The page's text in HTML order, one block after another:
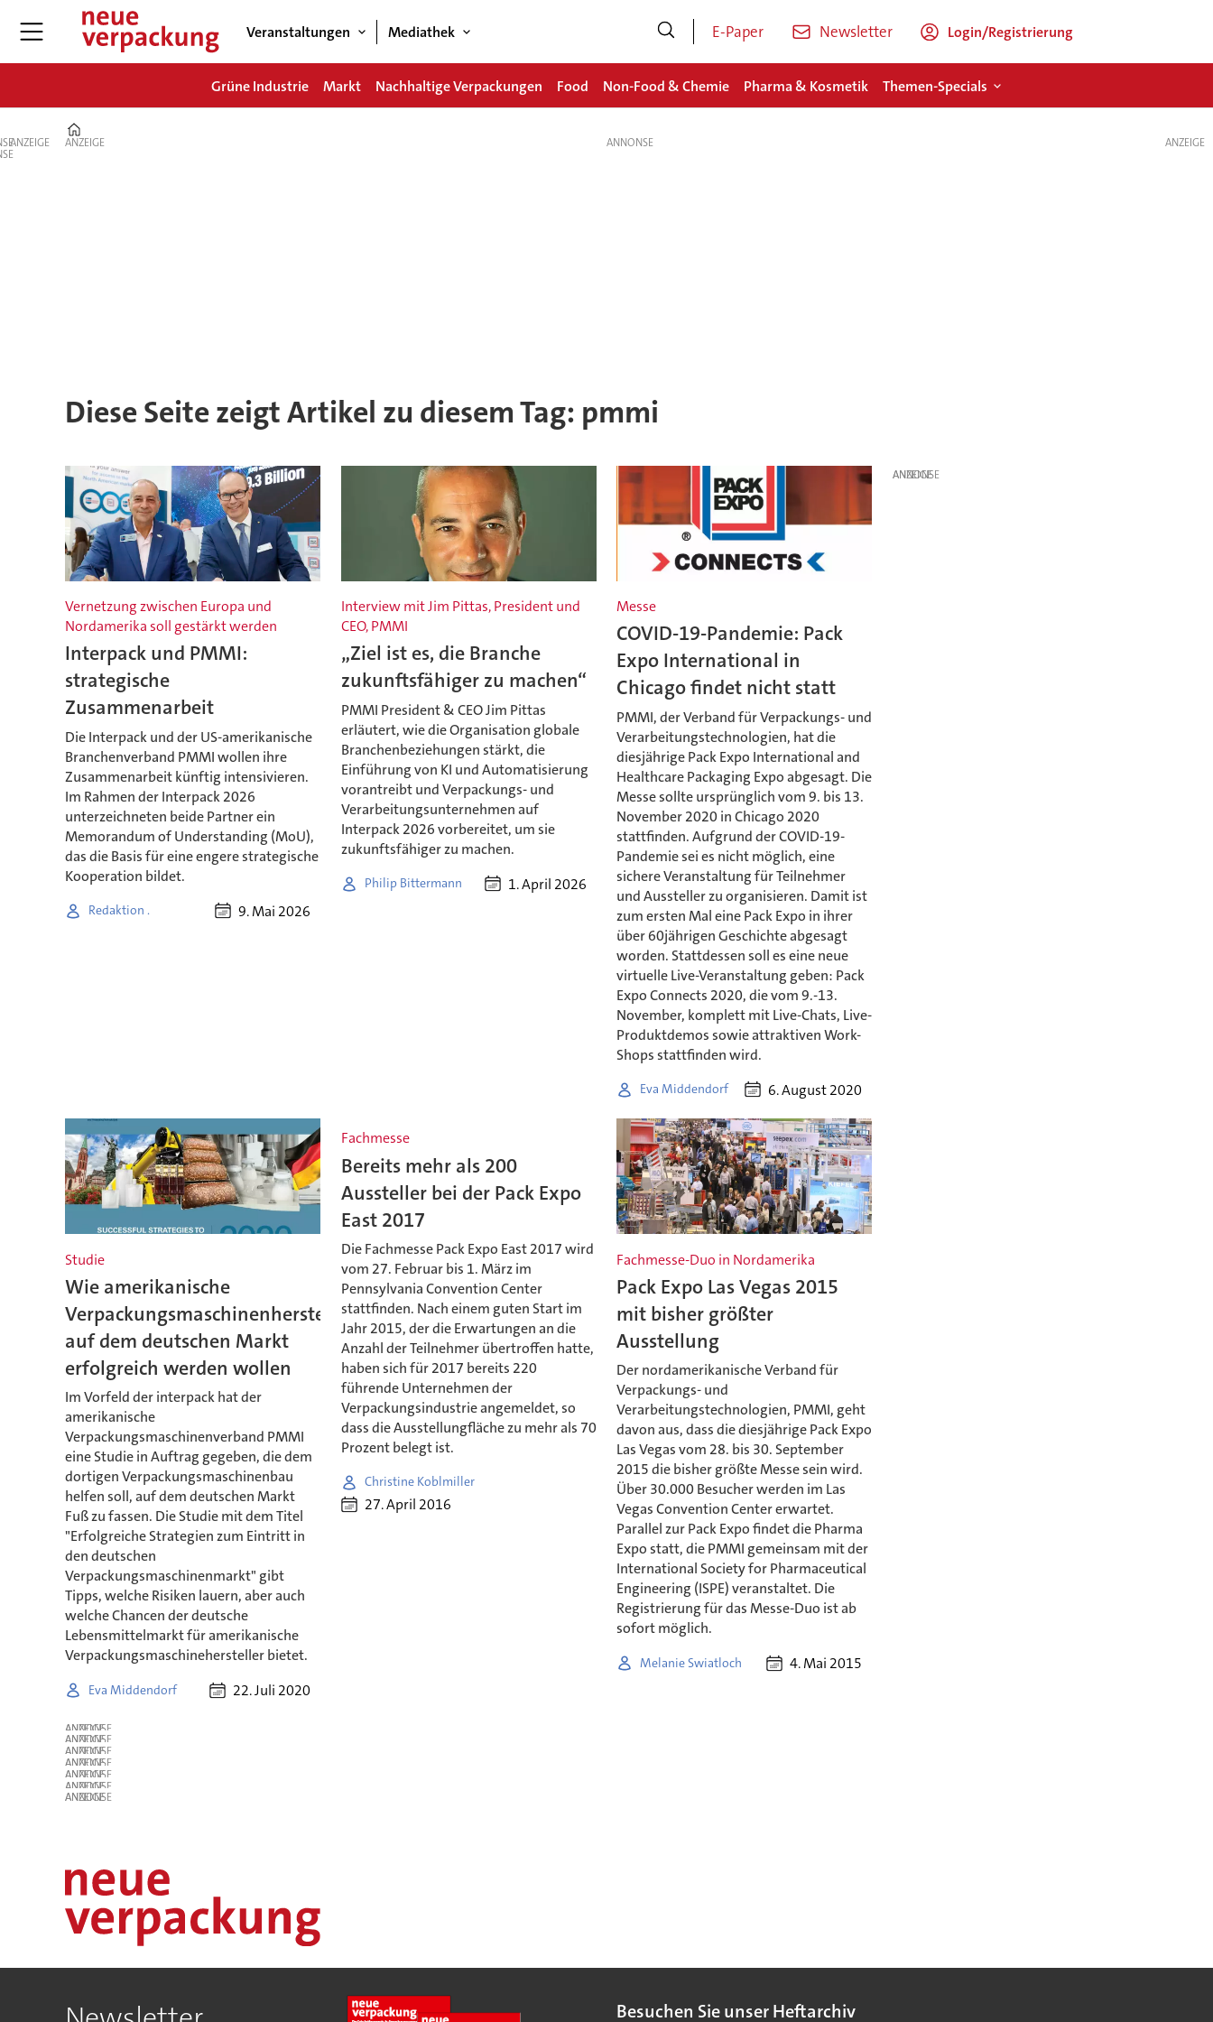
Veranstaltungen Mediathek E-Paper Newsletter Login/Registrierung
Grüne Industrie Markt Nachhaltige Verpackungen Food Non-Food & Chemie Pharma & Kosmetik Themen-Specials
ANZEIGE ANZEIGE
Diese Seite zeigt Artikel zu diesem Tag: pmmi
Vernetzung zwischen Europa und
Nordamerika soll gestärkt werden
Interpack und PMMI:
strategische
Zusammenarbeit
Die Interpack und der US-amerikanische
Branchenverband PMMI wollen ihre
Zusammenarbeit künftig intensivieren.
Im Rahmen der Interpack 2026
unterzeichneten beide Partner ein
Memorandum of Understanding (MoU),
das die Basis für eine engere strategische
Kooperation bildet.
Redaktion . 9. Mai 2026
Interview mit Jim Pittas, President und
CEO, PMMI
„Ziel ist es, die Branche
zukunftsfähiger zu machen“
PMMI President & CEO Jim Pittas
erläutert, wie die Organisation globale
Branchenbeziehungen stärkt, die
Einführung von KI und Automatisierung
vorantreibt und Verpackungs- und
Verarbeitungsunternehmen auf
Interpack 2026 vorbereitet, um sie
zukunftsfähiger zu machen.
Philip Bittermann 1. April 2026
Messe
COVID-19-Pandemie: Pack
Expo International in
Chicago findet nicht statt
PMMI, der Verband für Verpackungs- und
Verarbeitungstechnologien, hat die
diesjährige Pack Expo International and
Healthcare Packaging Expo abgesagt. Die
Messe sollte ursprünglich vom 9. bis 13.
November 2020 in Chicago 2020
stattfinden. Aufgrund der COVID-19-
Pandemie sei es nicht möglich, eine
sichere Veranstaltung für Teilnehmer
und Aussteller zu organisieren. Damit ist
zum ersten Mal eine Pack Expo in ihrer
über 60jährigen Geschichte abgesagt
worden. Stattdessen soll es eine neue
virtuelle Live-Veranstaltung geben: Pack
Expo Connects 2020, die vom 9.-13.
November, komplett mit Live-Chats, Live-
Produktdemos sowie attraktiven Work-
Shops stattfinden wird.
Eva Middendorf 6. August 2020
ANZEIGE
Studie
Wie amerikanische
Verpackungsmaschinenhersteller
auf dem deutschen Markt
erfolgreich werden wollen
Im Vorfeld der interpack hat der
amerikanische
Verpackungsmaschinenverband PMMI
eine Studie in Auftrag gegeben, die dem
dortigen Verpackungsmaschinenbau
helfen soll, auf dem deutschen Markt
Fuß zu fassen. Die Studie mit dem Titel
"Erfolgreiche Strategien zum Eintritt in
den deutschen
Verpackungsmaschinenmarkt" gibt
Tipps, welche Risiken lauern, aber auch
welche Chancen der deutsche
Lebensmittelmarkt für amerikanische
Verpackungsmaschinehersteller bietet.
Eva Middendorf 22. Juli 2020
Fachmesse
Bereits mehr als 200
Aussteller bei der Pack Expo
East 2017
Die Fachmesse Pack Expo East 2017 wird
vom 27. Februar bis 1. März im
Pennsylvania Convention Center
stattfinden. Nach einem guten Start im
Jahr 2015, der die Erwartungen an die
Anzahl der Teilnehmer übertroffen hatte,
haben sich für 2017 bereits 220
führende Unternehmen der
Verpackungsindustrie angemeldet, so
dass die Ausstellungfläche zu mehr als 70
Prozent belegt ist.
Christine Koblmiller
27. April 2016
Fachmesse-Duo in Nordamerika
Pack Expo Las Vegas 2015
mit bisher größter
Ausstellung
Der nordamerikanische Verband für
Verpackungs- und
Verarbeitungstechnologien, PMMI, geht
davon aus, dass die diesjährige Pack Expo
Las Vegas vom 28. bis 30. September
2015 die bisher größte Messe sein wird.
Über 30.000 Besucher werden im Las
Vegas Convention Center erwartet.
Parallel zur Pack Expo findet die Pharma
Expo statt, die PMMI gemeinsam mit der
International Society for Pharmaceutical
Engineering (ISPE) veranstaltet. Die
Registrierung für das Messe-Duo ist ab
sofort möglich.
Melanie Swiatloch 4. Mai 2015
ANZEIGE
ANZEIGE
ANZEIGE
ANZEIGE
ANZEIGE
ANZEIGE
ANZEIGE
ANZEIGE
Besuchen Sie unser Heftarchiv